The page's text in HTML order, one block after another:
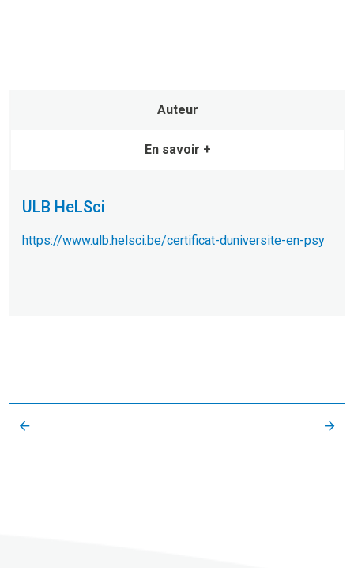
Auteur
En savoir +
ULB HeLSci
https://www.ulb.helsci.be/certificat-duniversite-en-psy